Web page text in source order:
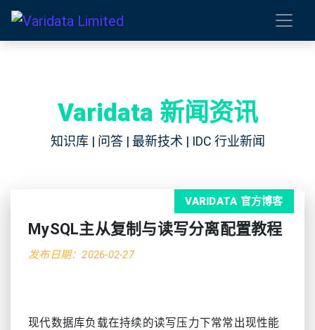
Varidata 新闻资讯
知识库 | 问答 | 最新技术 | IDC 行业新闻
VARIDATA 官方博客
MySQL主从复制与读写分离配置教程
发布日期：2026-02-27
现代数据库负载在持续的读写压力下常常出现性能